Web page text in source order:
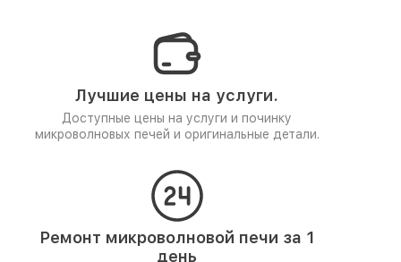
Лучшие цены на услуги.
Доступные цены на услуги и починку
микроволновых печей и оригинальные детали.
Ремонт микроволновой печи за 1
день